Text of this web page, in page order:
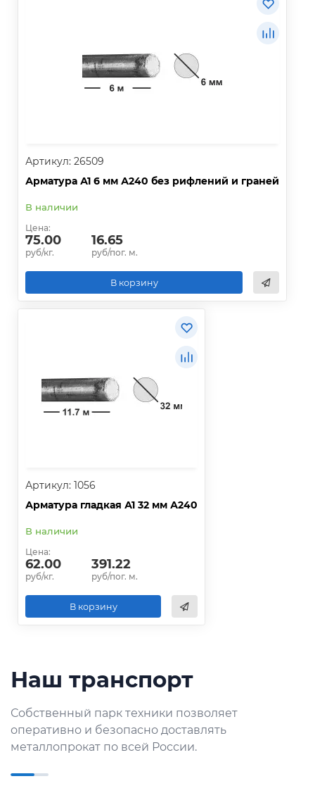
Артикул: 26509
Арматура А1 6 мм А240 без рифлений и граней
В наличии
Цена:
75.00
руб/кг.
16.65
руб/пог. м.
В корзину
Артикул: 1056
Арматура гладкая А1 32 мм А240
В наличии
Цена:
62.00
руб/кг.
391.22
руб/пог. м.
В корзину
Наш транспорт
Собственный парк техники позволяет
оперативно и безопасно доставлять
металлопрокат по всей России.